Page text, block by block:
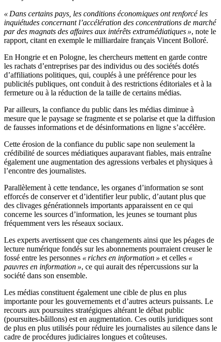
« Dans certains pays, les conditions économiques ont renforcé les
inquiétudes concernant l’accélération des concentrations de marché
par des magnats des affaires aux intérêts extramédiatiques », note le
rapport, citant en exemple le milliardaire français Vincent Bolloré.
En Hongrie et en Pologne, les chercheurs mettent en garde contre
les rachats d’entreprises par des individus ou des sociétés dotés
d’affiliations politiques, qui, couplés à une préférence pour les
publicités publiques, ont conduit à des restrictions éditoriales et à la
fermeture ou à la réduction de la taille de certains médias.
Par ailleurs, la confiance du public dans les médias diminue à
mesure que le paysage se fragmente et se polarise et que la diffusion
de fausses informations et de désinformations en ligne s’accélère.
Cette érosion de la confiance du public sape non seulement la
crédibilité de sources médiatiques auparavant fiables, mais entraîne
également une augmentation des agressions verbales et physiques à
l’encontre des journalistes.
Parallèlement à cette tendance, les organes d’information se sont
efforcés de conserver et d’identifier leur public, d’autant plus que
des clivages générationnels importants apparaissent en ce qui
concerne les sources d’information, les jeunes se tournant plus
fréquemment vers les réseaux sociaux.
Les experts avertissent que ces changements ainsi que les péages de
lecture numérique fondés sur les abonnements pourraient creuser le
fossé entre les personnes « riches en information » et celles «
pauvres en information », ce qui aurait des répercussions sur la
société dans son ensemble.
Les médias constituent également une cible de plus en plus
importante pour les gouvernements et d’autres acteurs puissants. Le
recours aux poursuites stratégiques altérant le débat public
(poursuites-bâillons) est en augmentation. Ces outils juridiques sont
de plus en plus utilisés pour réduire les journalistes au silence dans le
cadre de procédures judiciaires longues et coûteuses.